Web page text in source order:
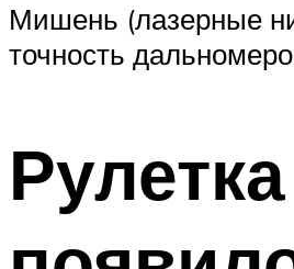
Мишень (лазерные
точность